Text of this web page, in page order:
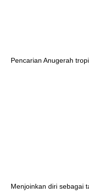
Pencarian Anugerah
Menjoinkan diri sebagai